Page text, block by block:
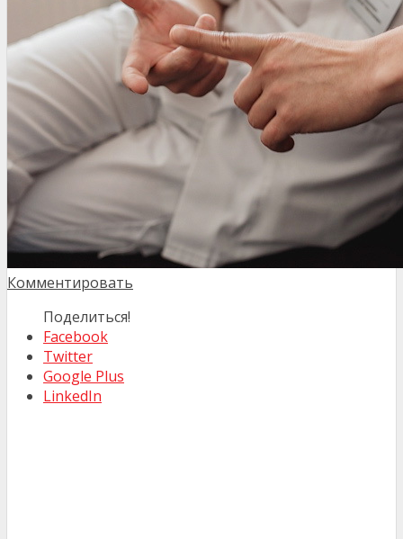
Комментировать
Поделиться!
Facebook
Twitter
Google Plus
LinkedIn